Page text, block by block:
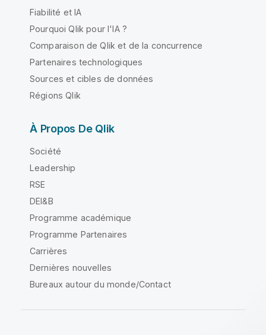
Fiabilité et IA
Pourquoi Qlik pour l'IA ?
Comparaison de Qlik et de la concurrence
Partenaires technologiques
Sources et cibles de données
Régions Qlik
À Propos De Qlik
Société
Leadership
RSE
DEI&B
Programme académique
Programme Partenaires
Carrières
Dernières nouvelles
Bureaux autour du monde/Contact